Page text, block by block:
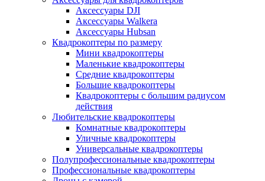
Аксессуары DJI
Аксессуары Walkera
Аксессуары Hubsan
Квадрокоптеры по размеру
Мини квадрокоптеры
Маленькие квадрокоптеры
Средние квадрокоптеры
Большие квадрокоптеры
Квадрокоптеры с большим радиусом
действия
Любительские квадрокоптеры
Комнатные квадрокоптеры
Уличные квадрокоптеры
Универсальные квадрокоптеры
Полупрофессиональные квадрокоптеры
Профессиональные квадрокоптеры